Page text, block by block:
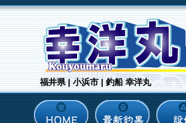
福井県 | 小浜市 | 釣船 幸洋丸